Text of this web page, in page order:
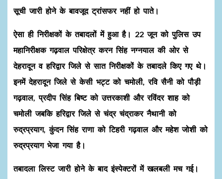
सूची जारी होने के बावजूद ट्रांसफर नहीं हो पाते।
ऐसा ही निरीक्षकों के तबादलों में हुआ है। 22 जून को पुलिस उप
महानिरीक्षक गढ़वाल परिक्षेत्र करन सिंह नग्नयाल की ओर से
देहरादून व हरिद्वार जिले से सात निरीक्षकों के तबादले किए गए थे।
इनमें देहरादून जिले से केसी भट्ट को चमोली, रवि सैनी को पौड़ी
गढ़वाल, प्रदीप सिंह बिष्ट को उत्तरकाशी और रविंदर शाह को
चमोली जबकि हरिद्वार जिले से चंद्र चंद्राकर नैथानी को
रुद्रप्रयाग, कुंदन सिंह राणा को टिहरी गढ़वाल और महेश जोशी को
रुद्रप्रयाग भेजा गया है।
तबादला लिस्ट जारी होने के बाद इंस्पेक्टरों में खलबली मच गई।